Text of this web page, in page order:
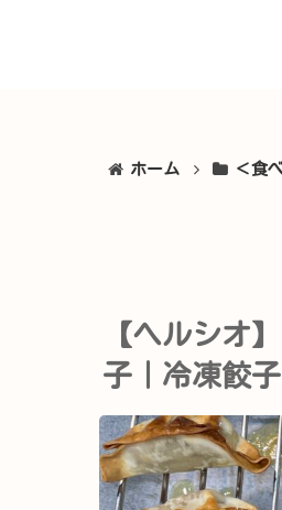
ホーム ＜食
【ヘルシオ
子｜冷凍餃